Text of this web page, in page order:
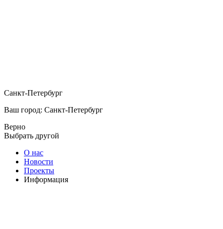
Санкт-Петербург
Ваш город: Санкт-Петербург
Верно
Выбрать другой
О нас
Новости
Проекты
Информация